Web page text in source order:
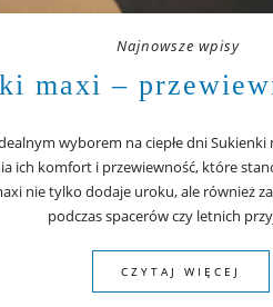
Najnowsze wpisy
maxi –
wyborem na ciepłe dni
ich komfort i przewiewność, które
nie tylko dodaje uroku, ale również
podczas spacerów czy letnich
CZYTAJ WIĘCEJ